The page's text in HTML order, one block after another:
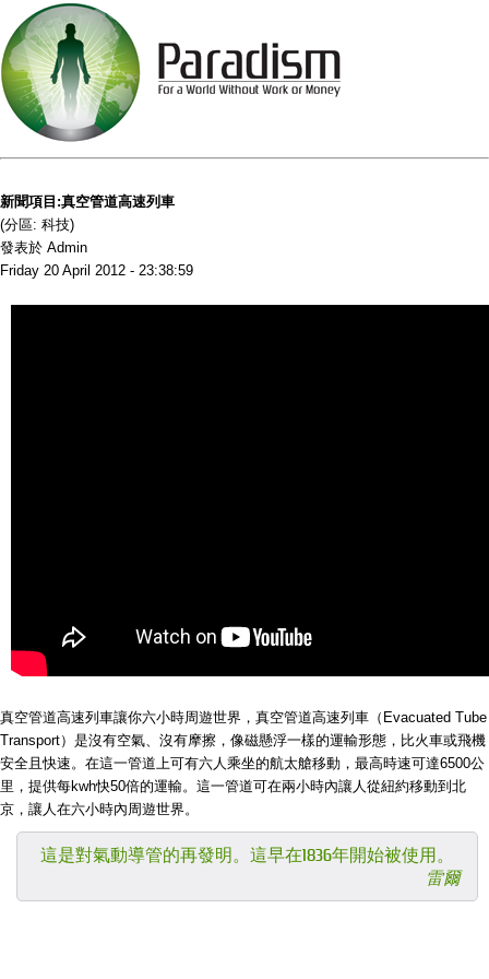
新聞項目:真空管道高速列車
(分區: 科技)
發表於 Admin
Friday 20 April 2012 - 23:38:59
真空管道高速列車讓你六小時周遊世界，真空管道高速列車（Evacuated Tube
Transport）是沒有空氣、沒有摩擦，像磁懸浮一樣的運輸形態，比火車或飛機
安全且快速。在這一管道上可有六人乘坐的航太艙移動，最高時速可達6500公
里，提供每kwh快50倍的運輸。這一管道可在兩小時內讓人從紐約移動到北
京，讓人在六小時內周遊世界。
這是對氣動導管的再發明。這早在1836年開始被使用。
雷爾